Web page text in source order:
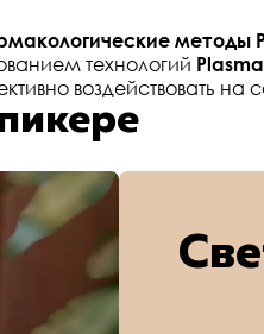
методы
технологий
воздействовать